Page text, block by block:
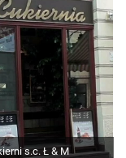
s.c. Ł & M